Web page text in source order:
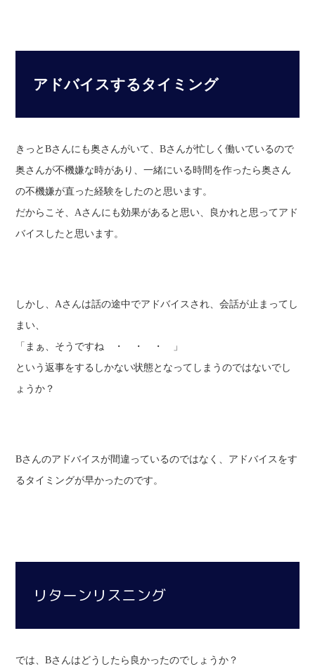
アドバイスするタイミング
きっとBさんにも奥さんがいて、Bさんが忙しく働いているので
奥さんが不機嫌な時があり、一緒にいる時間を作ったら奥さん
の不機嫌が直った経験をしたのと思います。
だからこそ、Aさんにも効果があると思い、良かれと思ってアド
バイスしたと思います。
しかし、Aさんは話の途中でアドバイスされ、会話が止まってし
まい、
「まぁ、そうですね ・ ・ ・ 」
という返事をするしかない状態となってしまうのではないでし
ょうか？
Bさんのアドバイスが間違っているのではなく、アドバイスをす
るタイミングが早かったのです。
リターンリスニング
では、Bさんはどうしたら良かったのでしょうか？